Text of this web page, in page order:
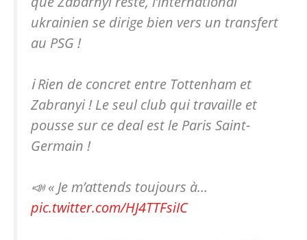
ukrainien se dirige bien vers un transfert
au PSG !
ℹ️ Rien de concret entre Tottenham et
Zabranyi ! Le seul club qui travaille et
pousse sur ce deal est le Paris Saint-
Germain !
📣 « Je m’attends toujours à…
pic.twitter.com/HJ4TTFsiIC